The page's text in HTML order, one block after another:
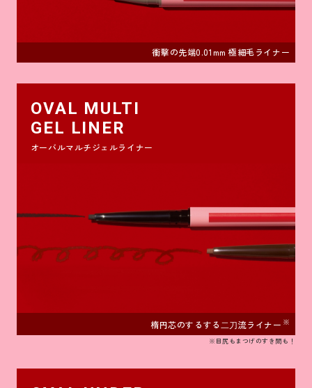
衝撃の先端0.01mm 極細毛ライナー
OVAL MULTI
GEL LINER
オーバルマルチジェルライナー
楕円芯のするする⼆⼑流ライナー ※
※目尻もまつげのすき間も！